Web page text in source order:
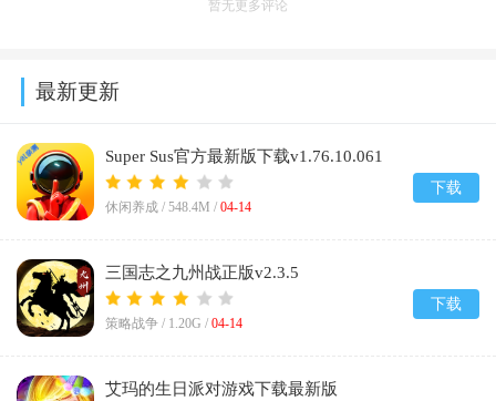
暂无更多评论
最新更新
Super Sus官方最新版下载v1.76.10.061
休闲养成 / 548.4M / 04-14
下载
三国志之九州战正版v2.3.5
策略战争 / 1.20G / 04-14
下载
艾玛的生日派对游戏下载最新版